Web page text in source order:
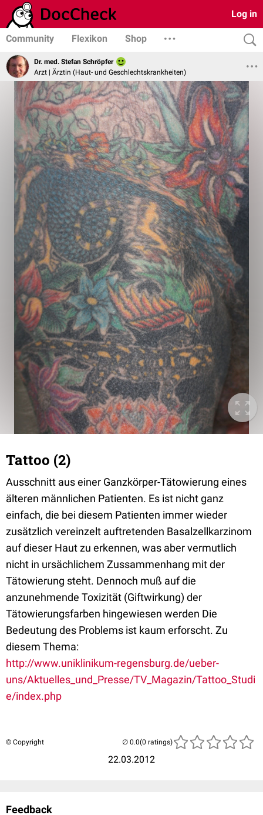
Log in
Community Flexikon Shop
Dr. med. Stefan Schröpfer
Arzt | Ärztin (Haut- und Geschlechtskrankheiten)
Tattoo (2)
Ausschnitt aus einer Ganzkörper-Tätowierung eines
älteren männlichen Patienten. Es ist nicht ganz
einfach, die bei diesem Patienten immer wieder
zusätzlich vereinzelt auftretenden Basalzellkarzinom
auf dieser Haut zu erkennen, was aber vermutlich
nicht in ursächlichem Zussammenhang mit der
Tätowierung steht. Dennoch muß auf die
anzunehmende Toxizität (Giftwirkung) der
Tätowierungsfarben hingewiesen werden Die
Bedeutung des Problems ist kaum erforscht. Zu
diesem Thema:
http://www.uniklinikum-regensburg.de/ueber-
uns/Aktuelles_und_Presse/TV_Magazin/Tattoo_Studi
e/index.php
© Copyright
22.03.2012
(0 ratings)
Feedback